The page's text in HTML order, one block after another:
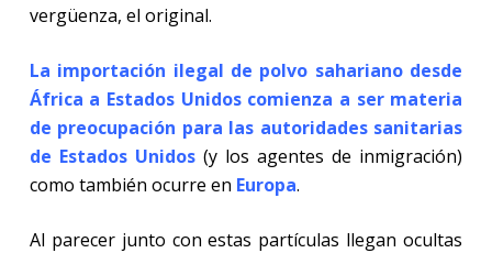
vergüenza, el original.
La importación ilegal de polvo sahariano desde
África a Estados Unidos comienza a ser materia
de preocupación para las autoridades sanitarias
de Estados Unidos(y los agentes de inmigración)
como también ocurre en Europa.
Al parecer junto con estas partículas llegan ocultas